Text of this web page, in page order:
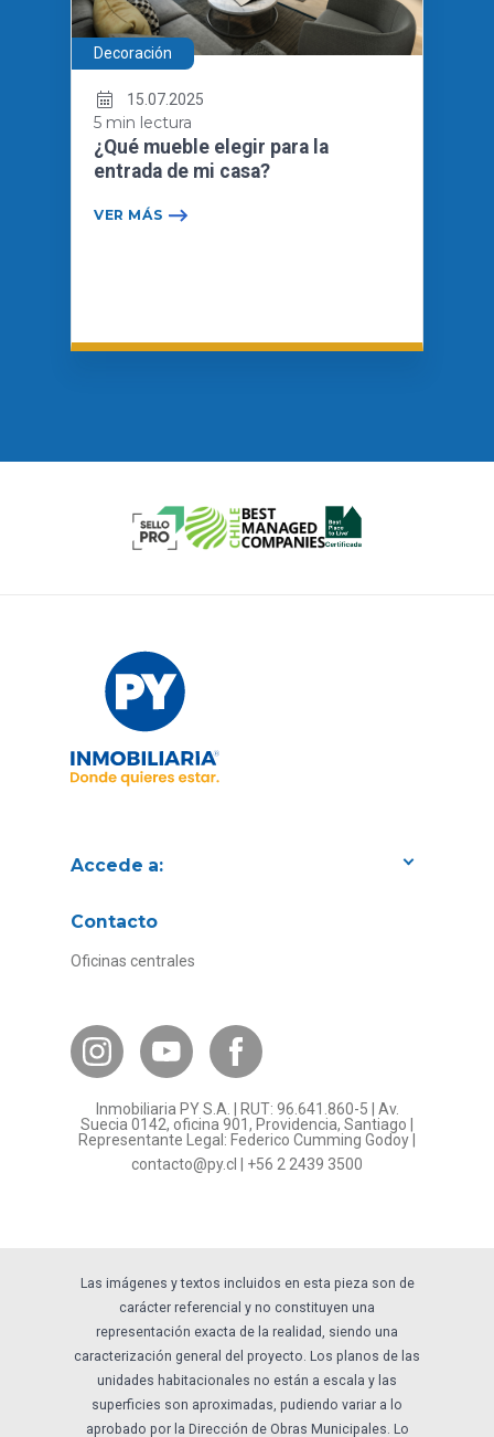
Decoración
15.07.2025
5 min lectura
¿Qué mueble elegir para la
entrada de mi casa?
VER MÁS
Accede a:
Bases Legales
¿Por qué invertir en PY?
Preguntas frecuentes
Formulario Referidos PY
Términos y Condiciones
Contacto
Oficinas centrales
Inmobiliaria PY S.A. | RUT: 96.641.860-5 | Av.
Suecia 0142, oficina 901, Providencia, Santiago |
Representante Legal: Federico Cumming Godoy |
contacto@py.cl
+56 2 2439 3500
Las imágenes y textos incluidos en esta pieza son de
carácter referencial y no constituyen una
representación exacta de la realidad, siendo una
caracterización general del proyecto. Los planos de las
unidades habitacionales no están a escala y las
superficies son aproximadas, pudiendo variar a lo
aprobado por la Dirección de Obras Municipales. Lo